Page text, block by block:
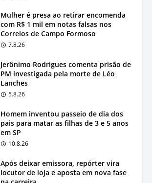
Mulher é presa ao retirar encomenda
com R$ 1 mil em notas falsas nos
Correios de Campo Formoso
7.8.26
Jerônimo Rodrigues comenta prisão de
PM investigada pela morte de Léo
Lanches
5.8.26
Homem inventou passeio de dia dos
pais para matar as filhas de 3 e 5 anos
em SP
10.8.26
Após deixar emissora, repórter vira
locutor de loja e aposta em nova fase